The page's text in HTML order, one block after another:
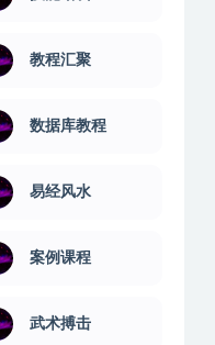
教程汇聚
数据库教程
易经风水
案例课程
武术搏击